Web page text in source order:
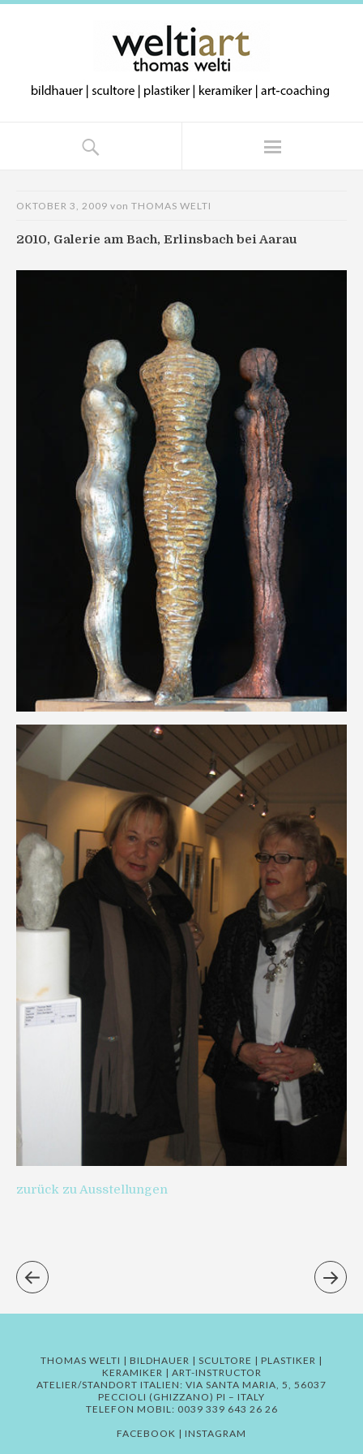
OKTOBER 3, 2009 von THOMAS WELTI
2010, Galerie am Bach, Erlinsbach bei Aarau
zurück zu Ausstellungen
THOMAS WELTI | BILDHAUER | SCULTORE | PLASTIKER |
KERAMIKER | ART-INSTRUCTOR
ATELIER/STANDORT ITALIEN: VIA SANTA MARIA, 5, 56037
PECCIOLI (GHIZZANO) PI – ITALY
TELEFON MOBIL: 0039 339 643 26 26
FACEBOOK | INSTAGRAM